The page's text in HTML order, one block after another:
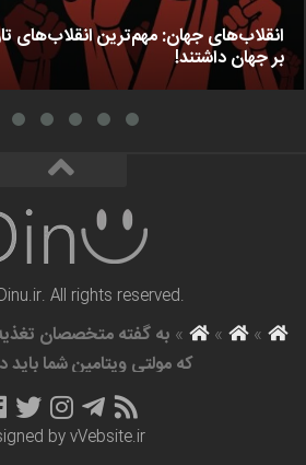
انقلاب‌های جهان: مهم‌ترین انقلاب‌های
بر جهان داشتند!
All rights reserved.
»
»
»
که مولتی ویتامین شما باید
byvVebsite.ir